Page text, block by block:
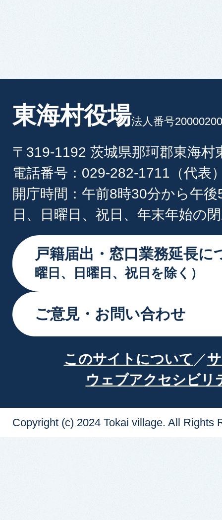
東海村役場法人番号
〒319-1192 茨城県那珂郡東海村
電話番号：029-282-1711（代表
開庁時間：午前8時30分から午
日、日曜日、祝日、年末年始の
戸籍届出・窓口業務延長に
曜日、日曜日、祝日を除く）
ご意見・お問い合わせ
このサイトについて
ウェブアクセシビリ
Copyright (c) 2024 Tokai village. All Rights